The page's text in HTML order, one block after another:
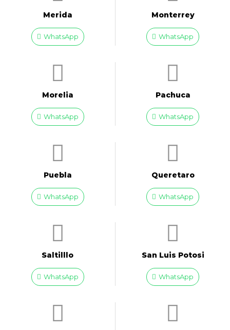
Merida
WhatsApp
Monterrey
WhatsApp
Morelia
WhatsApp
Pachuca
WhatsApp
Puebla
WhatsApp
Queretaro
WhatsApp
Saltilllo
WhatsApp
San Luis Potosi
WhatsApp